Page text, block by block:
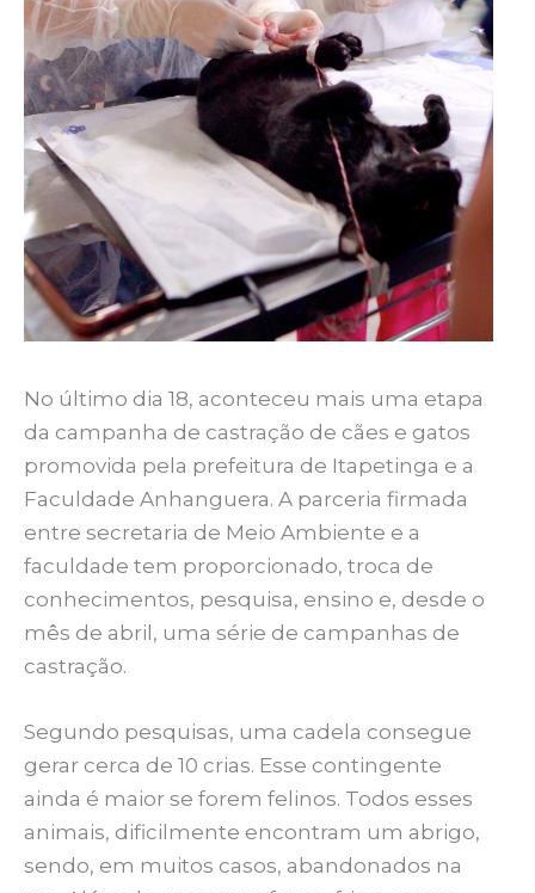
No último dia 18, aconteceu mais uma etapa
da campanha de castração de cães e gatos
promovida pela prefeitura de Itapetinga e a
Faculdade Anhanguera. A parceria firmada
entre secretaria de Meio Ambiente e a
faculdade tem proporcionado, troca de
conhecimentos, pesquisa, ensino e, desde o
mês de abril, uma série de campanhas de
castração.
Segundo pesquisas, uma cadela consegue
gerar cerca de 10 crias. Esse contingente
ainda é maior se forem felinos. Todos esses
animais, dificilmente encontram um abrigo,
sendo, em muitos casos, abandonados na